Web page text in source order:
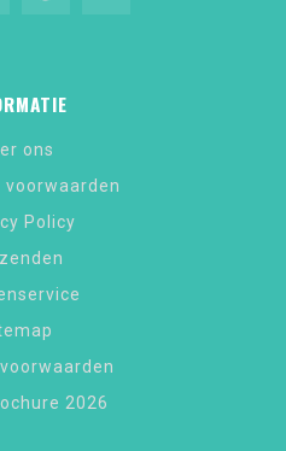
ons
voorwaarden
Policy
2026